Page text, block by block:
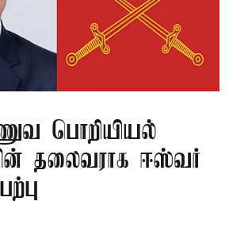
பொறியியல்
தலைவராக ஈஸ்வர்